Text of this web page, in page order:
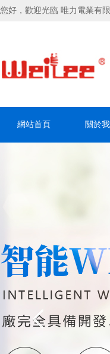
您好，歡迎光臨 唯力電業有
網站首頁 關於